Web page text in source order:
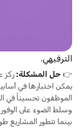
الترفيهي.
👉 حل المشكلة: ركز
يمكن اختبارها في
وسلط الضوء على
بينما تتطور المشاريع